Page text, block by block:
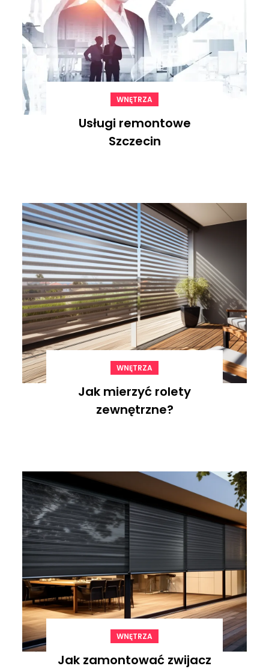
WNĘTRZA
Usługi remontowe
Szczecin
WNĘTRZA
Jak mierzyć rolety
zewnętrzne?
WNĘTRZA
Jak zamontować zwijacz